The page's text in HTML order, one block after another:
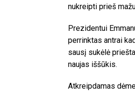
nukreipti prieš
Prezidentui
perrinktas antrai
sausį sukėlė
naujas iššūkis.
Atkreipdamas